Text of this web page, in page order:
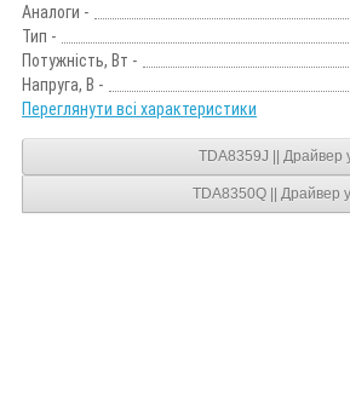
Аналоги -
Тип -
Потужність, Вт -
Напруга, В -
Переглянути всі характеристики
TDA8359J || Драйвер